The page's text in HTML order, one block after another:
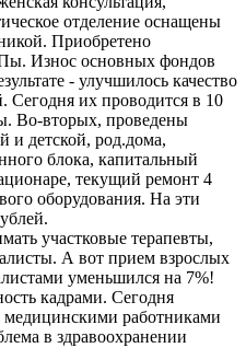
отделение оснащены
Приобретено
Износ основных фондов
- улучшилось качество
Сегодня их проводится в 10
Во-вторых, проведены
и детской, род.дома,
блока, капитальный
текущий ремонт 4
оборудования. На эти
участковые терапевты,
А вот прием взрослых
уменьшился на 7%!
кадрами. Сегодня
медицинскими работниками
в здравоохранении